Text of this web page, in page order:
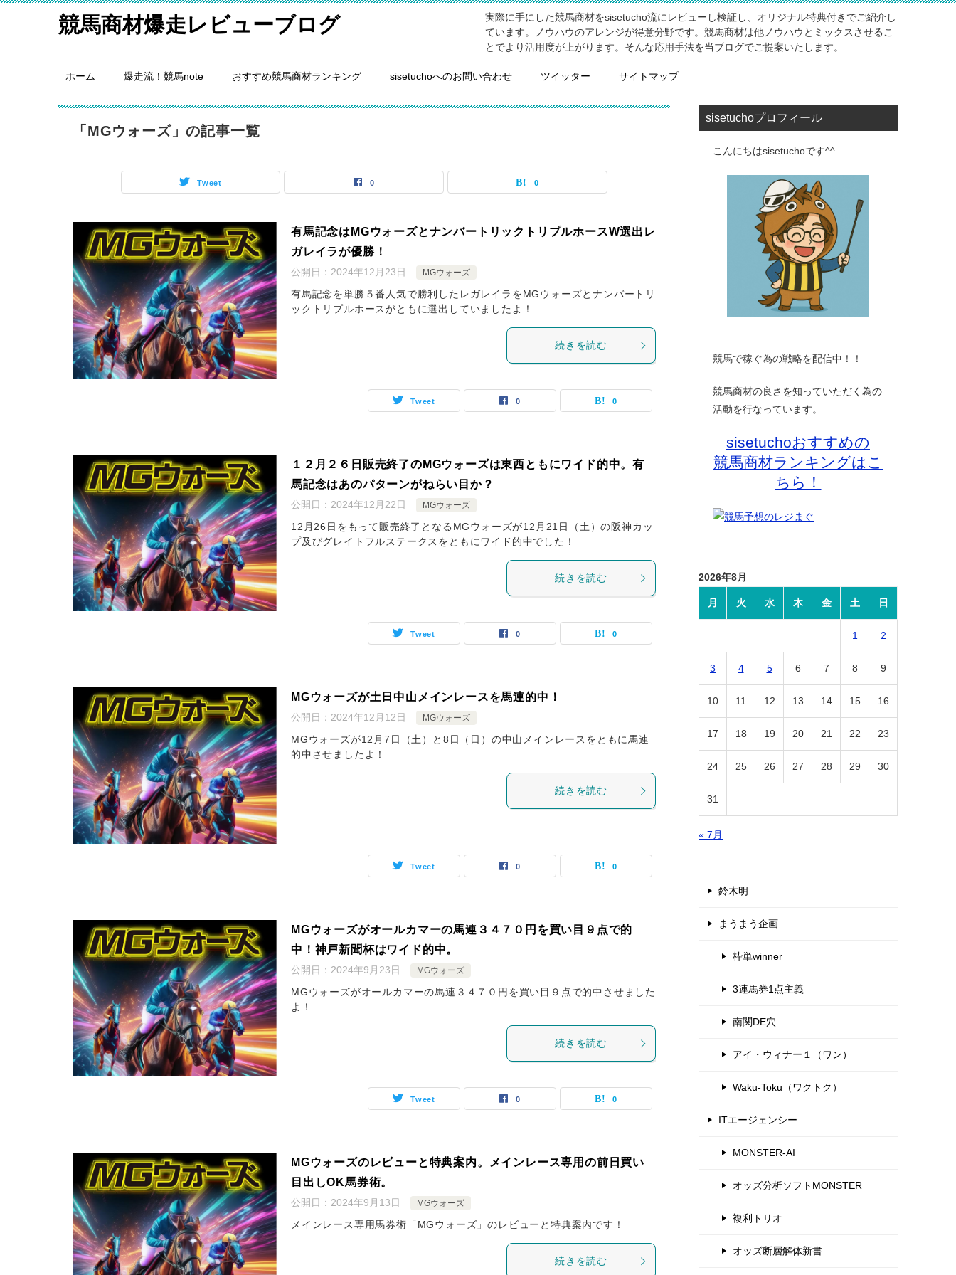
競馬商材爆走レビューブログ
実際に手にした競馬商材をsisetucho流にレビューし検証し、オリジナル特典付きでご紹介し
ています。ノウハウのアレンジが得意分野です。競馬商材は他ノウハウとミックスさせるこ
とでより活用度が上がります。そんな応用手法を当ブログでご提案いたします。
ホーム 爆走流！競馬note おすすめ競馬商材ランキング sisetuchoへのお問い合わせ ツイッター サイトマップ
「MGウォーズ」の記事一覧
Tweet 0 0
有馬記念はMGウォーズとナンバートリックトリプルホースW選出レ
ガレイラが優勝！
公開日： 2024年12月23日 MGウォーズ
有馬記念を単勝５番人気で勝利したレガレイラをMGウォーズとナンバートリ
ックトリプルホースがともに選出していましたよ！
続きを読む
Tweet 0 0
１２月２６日販売終了のMGウォーズは東西ともにワイド的中。有
馬記念はあのパターンがねらい目か？
公開日： 2024年12月22日 MGウォーズ
12月26日をもって販売終了となるMGウォーズが12月21日（土）の阪神カッ
プ及びグレイトフルステークスをともにワイド的中でした！
続きを読む
Tweet 0 0
MGウォーズが土日中山メインレースを馬連的中！
公開日： 2024年12月12日 MGウォーズ
MGウォーズが12月7日（土）と8日（日）の中山メインレースをともに馬連
的中させましたよ！
続きを読む
Tweet 0 0
MGウォーズがオールカマーの馬連３４７０円を買い目９点で的
中！神戸新聞杯はワイド的中。
公開日： 2024年9月23日 MGウォーズ
MGウォーズがオールカマーの馬連３４７０円を買い目９点で的中させました
よ！
続きを読む
Tweet 0 0
MGウォーズのレビューと特典案内。メインレース専用の前日買い
目出しOK馬券術。
公開日： 2024年9月13日 MGウォーズ
メインレース専用馬券術「MGウォーズ」のレビューと特典案内です！
続きを読む
sisetuchoプロフィール
こんにちはsisetuchoです^^
競馬で稼ぐ為の戦略を配信中！！
競馬商材の良さを知っていただく為の
活動を行なっています。
sisetuchoおすすめの
競馬商材ランキングはこ
ちら！
2026年8月
月 火 水 木 金 土 日
1 2
3 4 5 6 7 8 9
10 11 12 13 14 15 16
17 18 19 20 21 22 23
24 25 26 27 28 29 30
31
« 7月
鈴木明
まうまう企画
枠単winner
3連馬券1点主義
南関DE穴
アイ・ウィナー１（ワン）
Waku-Toku（ワクトク）
ITエージェンシー
MONSTER-AI
オッズ分析ソフトMONSTER
複利トリオ
オッズ断層解体新書